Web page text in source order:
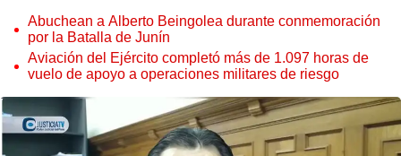
Abuchean a Alberto Beingolea durante conmemoración
por la Batalla de Junín
Aviación del Ejército completó más de 1.097 horas de
vuelo de apoyo a operaciones militares de riesgo